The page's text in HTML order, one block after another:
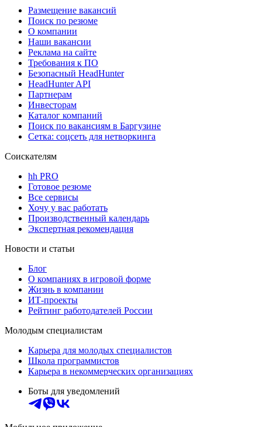
Размещение вакансий
Поиск по резюме
О компании
Наши вакансии
Реклама на сайте
Требования к ПО
Безопасный HeadHunter
HeadHunter API
Партнерам
Инвесторам
Каталог компаний
Поиск по вакансиям в Баргузине
Сетка: соцсеть для нетворкинга
Соискателям
hh PRO
Готовое резюме
Все сервисы
Хочу у вас работать
Производственный календарь
Экспертная рекомендация
Новости и статьи
Блог
О компаниях в игровой форме
Жизнь в компании
ИТ-проекты
Рейтинг работодателей России
Молодым специалистам
Карьера для молодых специалистов
Школа программистов
Карьера в некоммерческих организациях
Боты для уведомлений